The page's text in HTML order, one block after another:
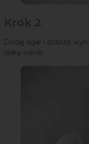
Dodaj agar i dobrze
laskę wanilii.